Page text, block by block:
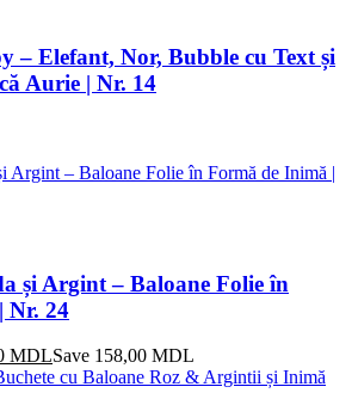
– Elefant, Nor, Bubble cu Text și
Aurie | Nr. 14
și Argint – Baloane Folie în
Nr. 24
MDLPrețul
curent
Save 158,00 MDL